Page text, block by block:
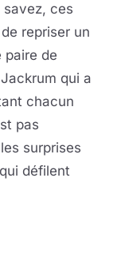
savez, ces
repriser un
paire de
qui a
chacun
pas
surprises
défilent